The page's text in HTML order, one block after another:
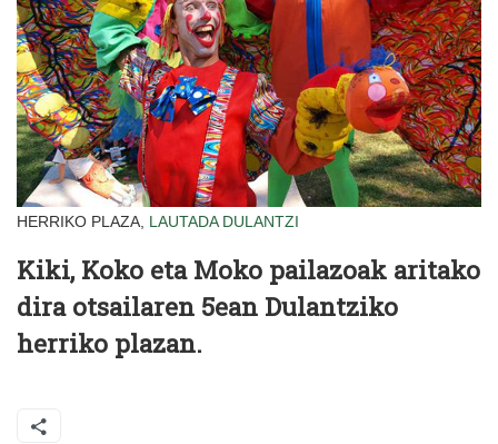
HERRIKO PLAZA, LAUTADA DULANTZI
Kiki, Koko eta Moko pailazoak aritako
dira otsailaren 5ean Dulantziko
herriko plazan.